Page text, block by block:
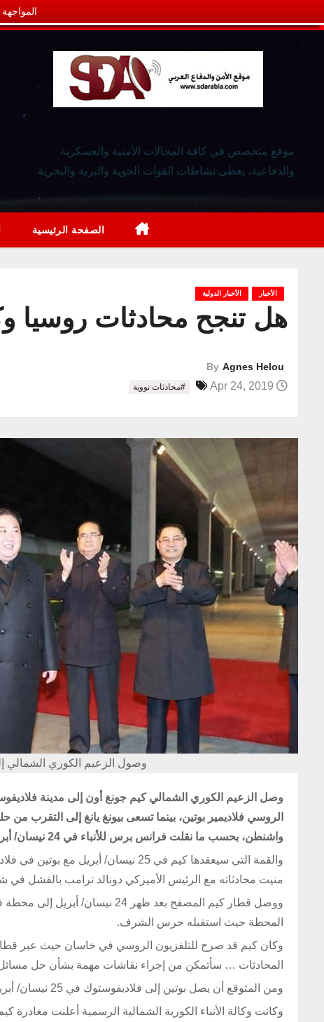
موقع متخصص في كافة المجالات الأمنية والعسكرية
والدفاعية، يغطي نشاطات القوات الجوية والبرية والبحرية
الصفحة الرئيسية
الأخبار الأخبار الدولية
هل تنجح محادثات روسيا
By Agnes Helou
#محادثات نووية
وصول الزعيم الكوري الشمالي إلى
الروسي فلاديمير بوتين، بينما تسعى بيونغ يانغ إلى التقرب من
واشنطن، بحسب ما نقلت فرانس برس للأنباء في 24 نيسان/ أبريل.
والقمة التي سيعقدها كيم في 25
منيت محادثاته مع الرئيس الأميركي دونالد ترامب بالفشل في
ووصل قطار كيم المصفح بعد ظهر
المحطة حيث استقبله حرس الشرف.
وكان كيم قد صرح للتلفزيون الروسي في خاسان حيث عبر
المحادثات … سأتمكن من إجراء نقاشات مهمة بشأن حل مسائل
ومن المتوقع أن يصل بوتين إلى فلاديفوستوك في 25 نيسان/ أبريل، ثم يغادر بعد ذلك في الطائرة لقمة أخرى في بكين.
وكانت وكالة الأنباء الكورية الشمالية الرسمية أعلنت